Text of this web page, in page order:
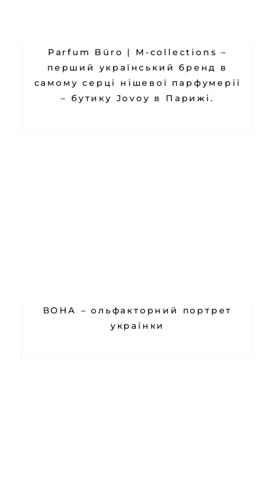
Parfum Büro | M-collections –
перший український бренд в
самому серці нішевої парфумерії
– бутику Jovoy в Парижі.
ВОНА – ольфакторний портрет
українки